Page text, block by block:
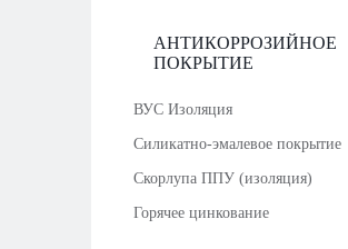
АНТИКОРРОЗИЙНОЕ
ПОКРЫТИЕ
ВУС Изоляция
Силикатно-эмалевое покрытие
Скорлупа ППУ (изоляция)
Горячее цинкование